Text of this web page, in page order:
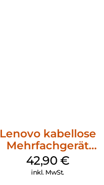
Lenovo kabellose
Mehrfachgerät
Luna Grey
42,90 €
inkl. MwSt.